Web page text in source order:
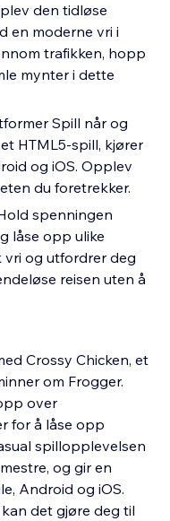
den tidløse
en moderne vri i
trafikken, hopp
mynter i dette
Spill når og
HTML5-spill, kjører
og iOS. Opplev
du foretrekker.
spenningen
låse opp ulike
vri og utfordrer deg
reisen uten å
Crossy Chicken, et
om Frogger.
over
for å låse opp
spillopplevelsen
og gir en
Android og iOS.
det gjøre deg til